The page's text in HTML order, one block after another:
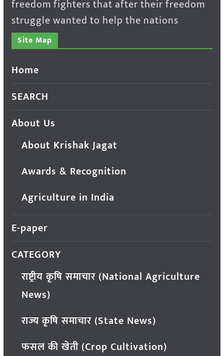
freedom fighters that after their freedom
struggle wanted to help the nations
Site Map
Home
SEARCH
About Us
About Krishak Jagat
Awards & Recognition
Agriculture in India
E-paper
CATEGORY
राष्ट्रीय कृषि समाचार (National Agriculture
News)
राज्य कृषि समाचार (State News)
फसल की खेती (Crop Cultivation)